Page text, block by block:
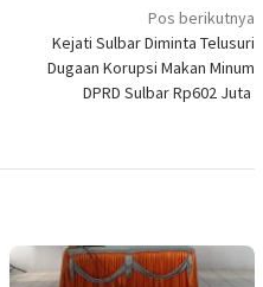
Pos berikutnya
Kejati Sulbar Diminta Telusuri
Dugaan Korupsi Makan Minum
DPRD Sulbar Rp602 Juta